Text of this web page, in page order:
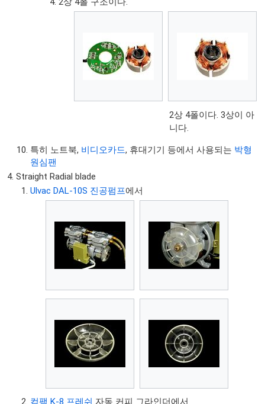
2상 4폴이다. 3상이 아
니다.
특히 노트북, 비디오카드, 휴대기기 등에서 사용되는 박형
원심팬
Straight Radial blade
Ulvac DAL-10S 진공펌프에서
컴팩 K-8 프레쉬 자동 커피 그라인더에서